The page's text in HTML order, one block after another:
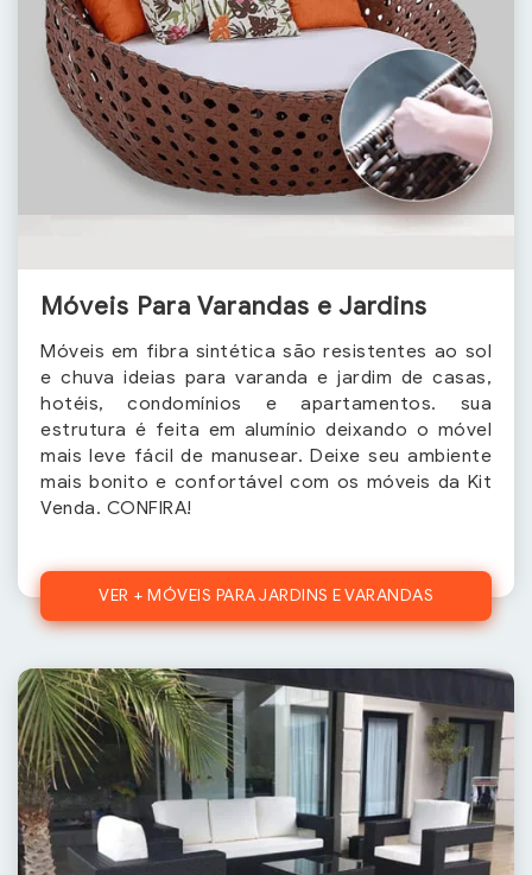
Móveis Para Varandas e Jardins
Móveis em fibra sintética são resistentes ao sol
e chuva ideias para varanda e jardim de casas,
hotéis, condomínios e apartamentos. sua
estrutura é feita em alumínio deixando o móvel
mais leve fácil de manusear. Deixe seu ambiente
mais bonito e confortável com os móveis da Kit
Venda. CONFIRA!
VER + MÓVEIS PARA JARDINS E VARANDAS